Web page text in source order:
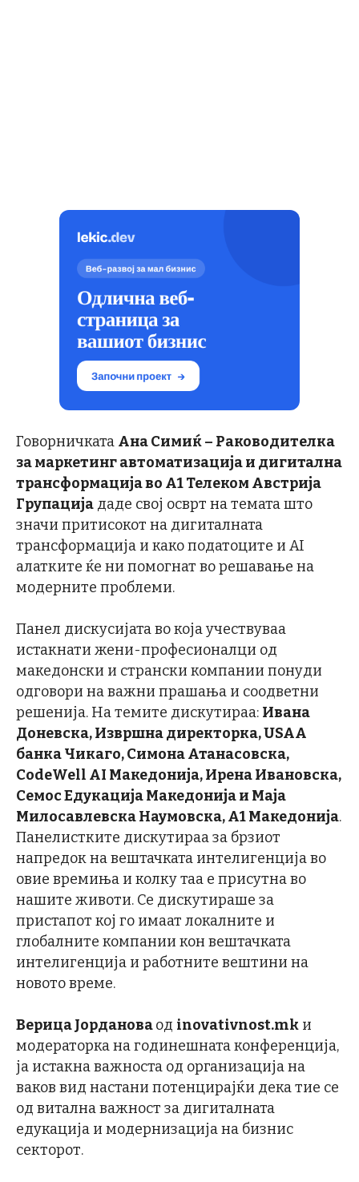
Говорничката Ана Симиќ – Раководителка
за маркетинг автоматизација и дигитална
трансформација во А1 Телеком Австрија
Групација даде свој осврт на темата што
значи притисокот на дигиталната
трансформација и како податоците и AI
алатките ќе ни помогнат во решавање на
модерните проблеми.
Панел дискусијата во која учествуваа
истакнати жени-професионалци од
македонски и странски компании понуди
одговори на важни прашања и соодветни
решенија. На темите дискутираа: Ивана
Доневска, Извршна директорка, USAA
банка Чикаго, Симона Атанасовска,
CodeWell AI Македонија, Ирена Ивановска,
Семос Едукација Македонија и Маја
Милосавлевска Наумовска, А1 Македонија.
Панелистките дискутираа за брзиот
напредок на вештачката интелигенција во
овие времиња и колку таа е присутна во
нашите животи. Се дискутираше за
пристапот кој го имаат локалните и
глобалните компании кон вештачката
интелигенција и работните вештини на
новото време.
Верица Јордановаод inovativnost.mk и
модераторка на годинешната конференција,
ја истакна важноста од организација на
ваков вид настани потенцирајќи дека тие се
од витална важност за дигиталната
едукација и модернизација на бизнис
секторот.